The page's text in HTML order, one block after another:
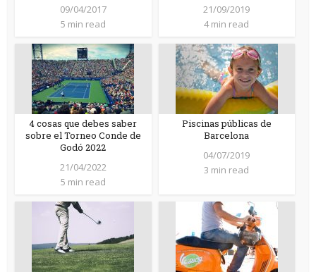
09/04/2017
5 min read
21/09/2019
4 min read
4 cosas que debes saber
sobre el Torneo Conde de
Godó 2022
21/04/2022
5 min read
Piscinas públicas de
Barcelona
04/07/2019
3 min read